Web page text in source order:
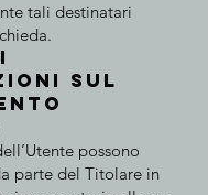
tali destinatari
sul
possono
parte del Titolare in